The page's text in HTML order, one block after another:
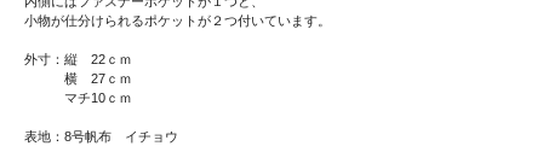
小物が仕分けられるポケットが２つ付いています。
外寸：縦 22ｃｍ
横 27ｃｍ
マチ10ｃｍ
表地：8号帆布 イチョウ